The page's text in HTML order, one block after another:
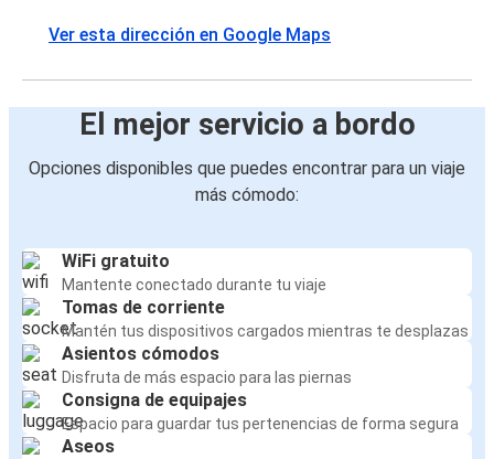
Ver esta dirección en Google Maps
El mejor servicio a bordo
Opciones disponibles que puedes encontrar para un viaje
más cómodo:
WiFi gratuito
Mantente conectado durante tu viaje
Tomas de corriente
Mantén tus dispositivos cargados mientras te desplazas
Asientos cómodos
Disfruta de más espacio para las piernas
Consigna de equipajes
Espacio para guardar tus pertenencias de forma segura
Aseos